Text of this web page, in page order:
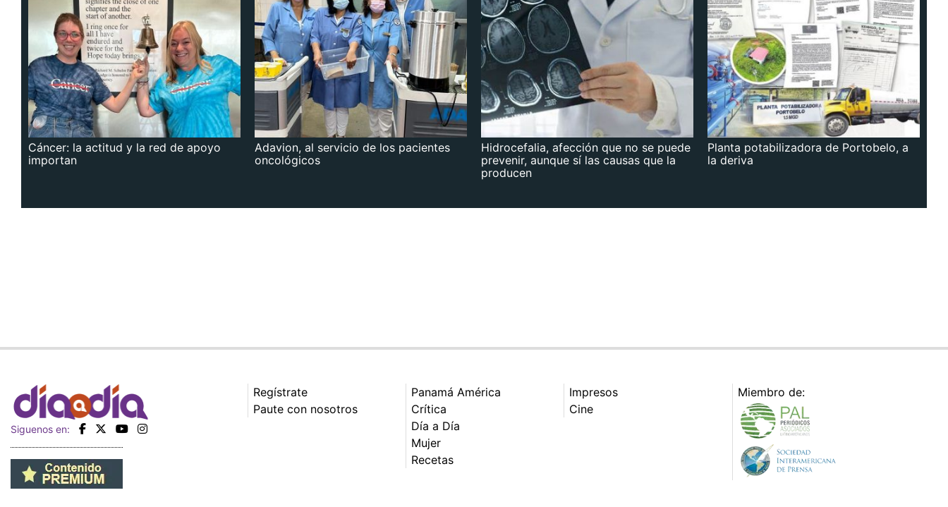
Cáncer: la actitud y la red de apoyo
importan
Adavion, al servicio de los pacientes
oncológicos
Hidrocefalia, afección que no se puede
prevenir, aunque sí las causas que la
producen
Planta potabilizadora de Portobelo, a
la deriva
Siguenos en:
Regístrate
Paute con nosotros
Panamá América
Crítica
Día a Día
Mujer
Recetas
Impresos
Cine
Miembro de: